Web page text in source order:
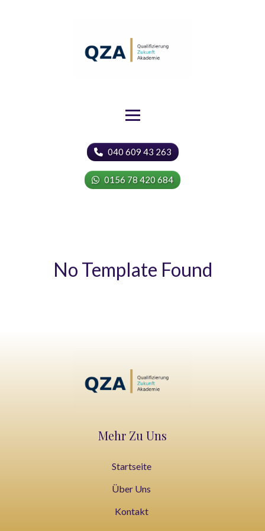
040 609 43 263
0156 78 420 684
No Template Found
Mehr Zu Uns
Startseite
Über Uns
Kontakt